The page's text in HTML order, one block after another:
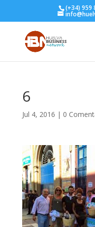
(+34) 959
6
Jul 4, 2016 | 0